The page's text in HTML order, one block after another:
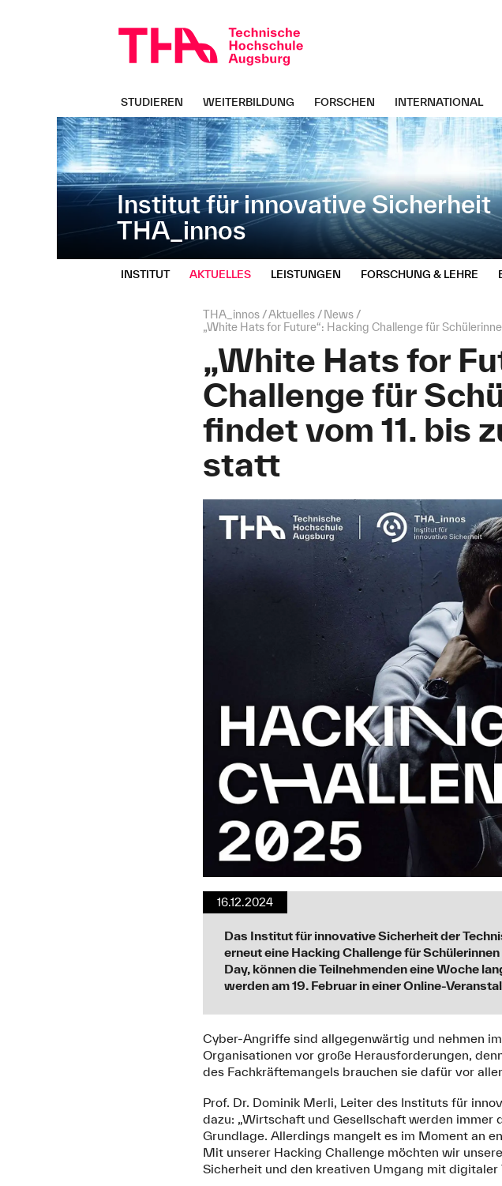
überspringen
Institut für innovative Sicherheit
THA_innos
STUDIEREN WEITERBILDUNG FORSCHEN INTERNATIONAL
INSTITUT AKTUELLES LEISTUNGEN FORSCHUNG & LEHRE
Seitenpfad:
THA_innos Aktuelles
News
„White Hats for Future“: Hacking Challenge für
„White Hats for
Challenge für
findet vom 11. bis
statt
16.12.2024
Das Institut für innovative Sicherheit der
erneut eine Hacking Challenge für
Day, können die Teilnehmenden eine Woche
werden am 19. Februar in einer Online-
Cyber-Angriffe sind allgegenwärtig und nehmen
Organisationen vor große Herausforderungen,
des Fachkräftemangels brauchen sie dafür vor
Prof. Dr. Dominik Merli, Leiter des Instituts für
dazu: „Wirtschaft und Gesellschaft werden
Grundlage. Allerdings mangelt es im Moment an
Mit unserer Hacking Challenge möchten wir
Sicherheit und den kreativen Umgang mit digitaler